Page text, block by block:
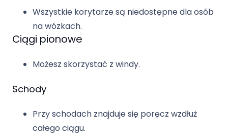
Wszystkie korytarze są niedostępne dla osób
na wózkach.
Ciągi pionowe
Możesz skorzystać z windy.
Schody
Przy schodach znajduje się poręcz wzdłuż
całego ciągu.